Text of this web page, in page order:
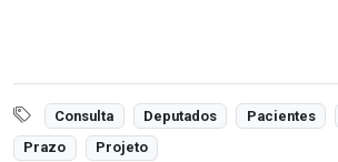
Consulta Deputados Pacientes
Prazo
Projeto